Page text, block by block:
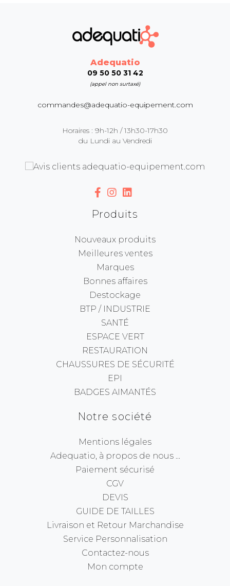
Adequatio
09 50 50 31 42
(appel non surtaxé)
commandes@adequatio-equipement.com
Horaires : 9h-12h / 13h30-17h30
du Lundi au Vendredi
Produits
Nouveaux produits
Meilleures ventes
Marques
Bonnes affaires
Destockage
BTP / INDUSTRIE
SANTÉ
ESPACE VERT
RESTAURATION
CHAUSSURES DE SÉCURITÉ
EPI
BADGES AIMANTÉS
Notre société
Mentions légales
Adequatio, à propos de nous ...
Paiement sécurisé
CGV
DEVIS
GUIDE DE TAILLES
Livraison et Retour Marchandise
Service Personnalisation
Contactez-nous
Mon compte